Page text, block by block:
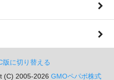
版に切り替える
(C) 2005-2026 GMOペパボ株式